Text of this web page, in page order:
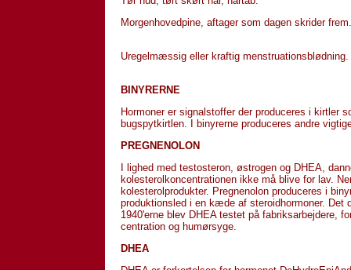
Morgenhovedpine, aftager som dagen skrider frem.
Uregelmæssig eller kraftig menstruationsblødning.
BINYRERNE
Hormoner er signalstoffer der produceres i kirtler
bugspytkirtlen. I binyrerne produceres andre
PREGNENOLON
I lighed med testosteron, østrogen og DHEA,
kolesterolkoncentrationen ikke må blive for lav.
kolesterolprodukter. Pregnenolon produceres i
produktionsled i en kæde af steroidhormoner. Det
1940'erne blev DHEA testet på
centration og humørsyge.
DHEA